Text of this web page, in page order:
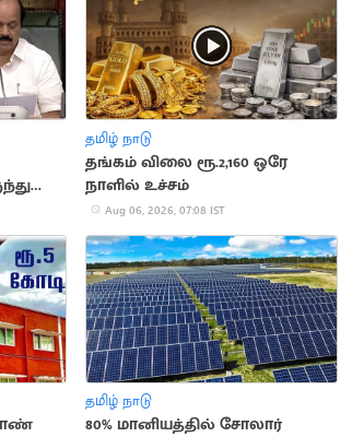
தமிழ் நாடு
தங்கம் விலை ரூ.2,160 ஒரே
நாளில் உச்சம்
Aug 06, 2026, 07:08 IST
தமிழ் நாடு
80% மானியத்தில் சோலார்